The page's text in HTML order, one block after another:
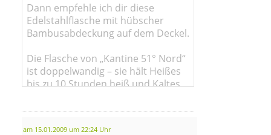
Dann empfehle ich dir diese
Edelstahlflasche mit hübscher
Bambusabdeckung auf dem Deckel.
Die Flasche von „Kantine 51° Nord“
ist doppelwandig – sie hält Heißes
bis zu 10 Stunden heiß und Kaltes
am 15.01.2009 um 22:24 Uhr